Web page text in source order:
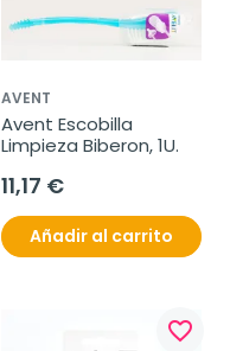
AVENT
Avent Escobilla
Limpieza Biberon, 1U.
11,17 €
Añadir al carrito
favorite_border